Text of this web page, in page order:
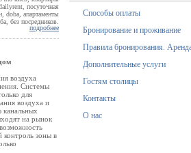
подробнее
воздуха
Системы
для
воздуха и
канальных
на рынок
контроль зоны в
Способы оплаты
Бронирование и проживание
Правила бронирования.
Дополнительные услуги
Гостям столицы
Контакты
О нас